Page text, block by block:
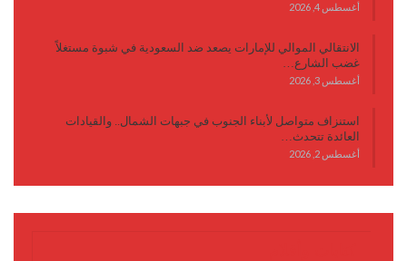
أغسطس 4, 2026
الانتقالي الموالي للإمارات يصعد ضد السعودية في شبوة مستغلاً
غضب الشارع…
أغسطس 3, 2026
استنزاف متواصل لأبناء الجنوب في جبهات الشمال.. والقيادات
العائدة تتحدث…
أغسطس 2, 2026